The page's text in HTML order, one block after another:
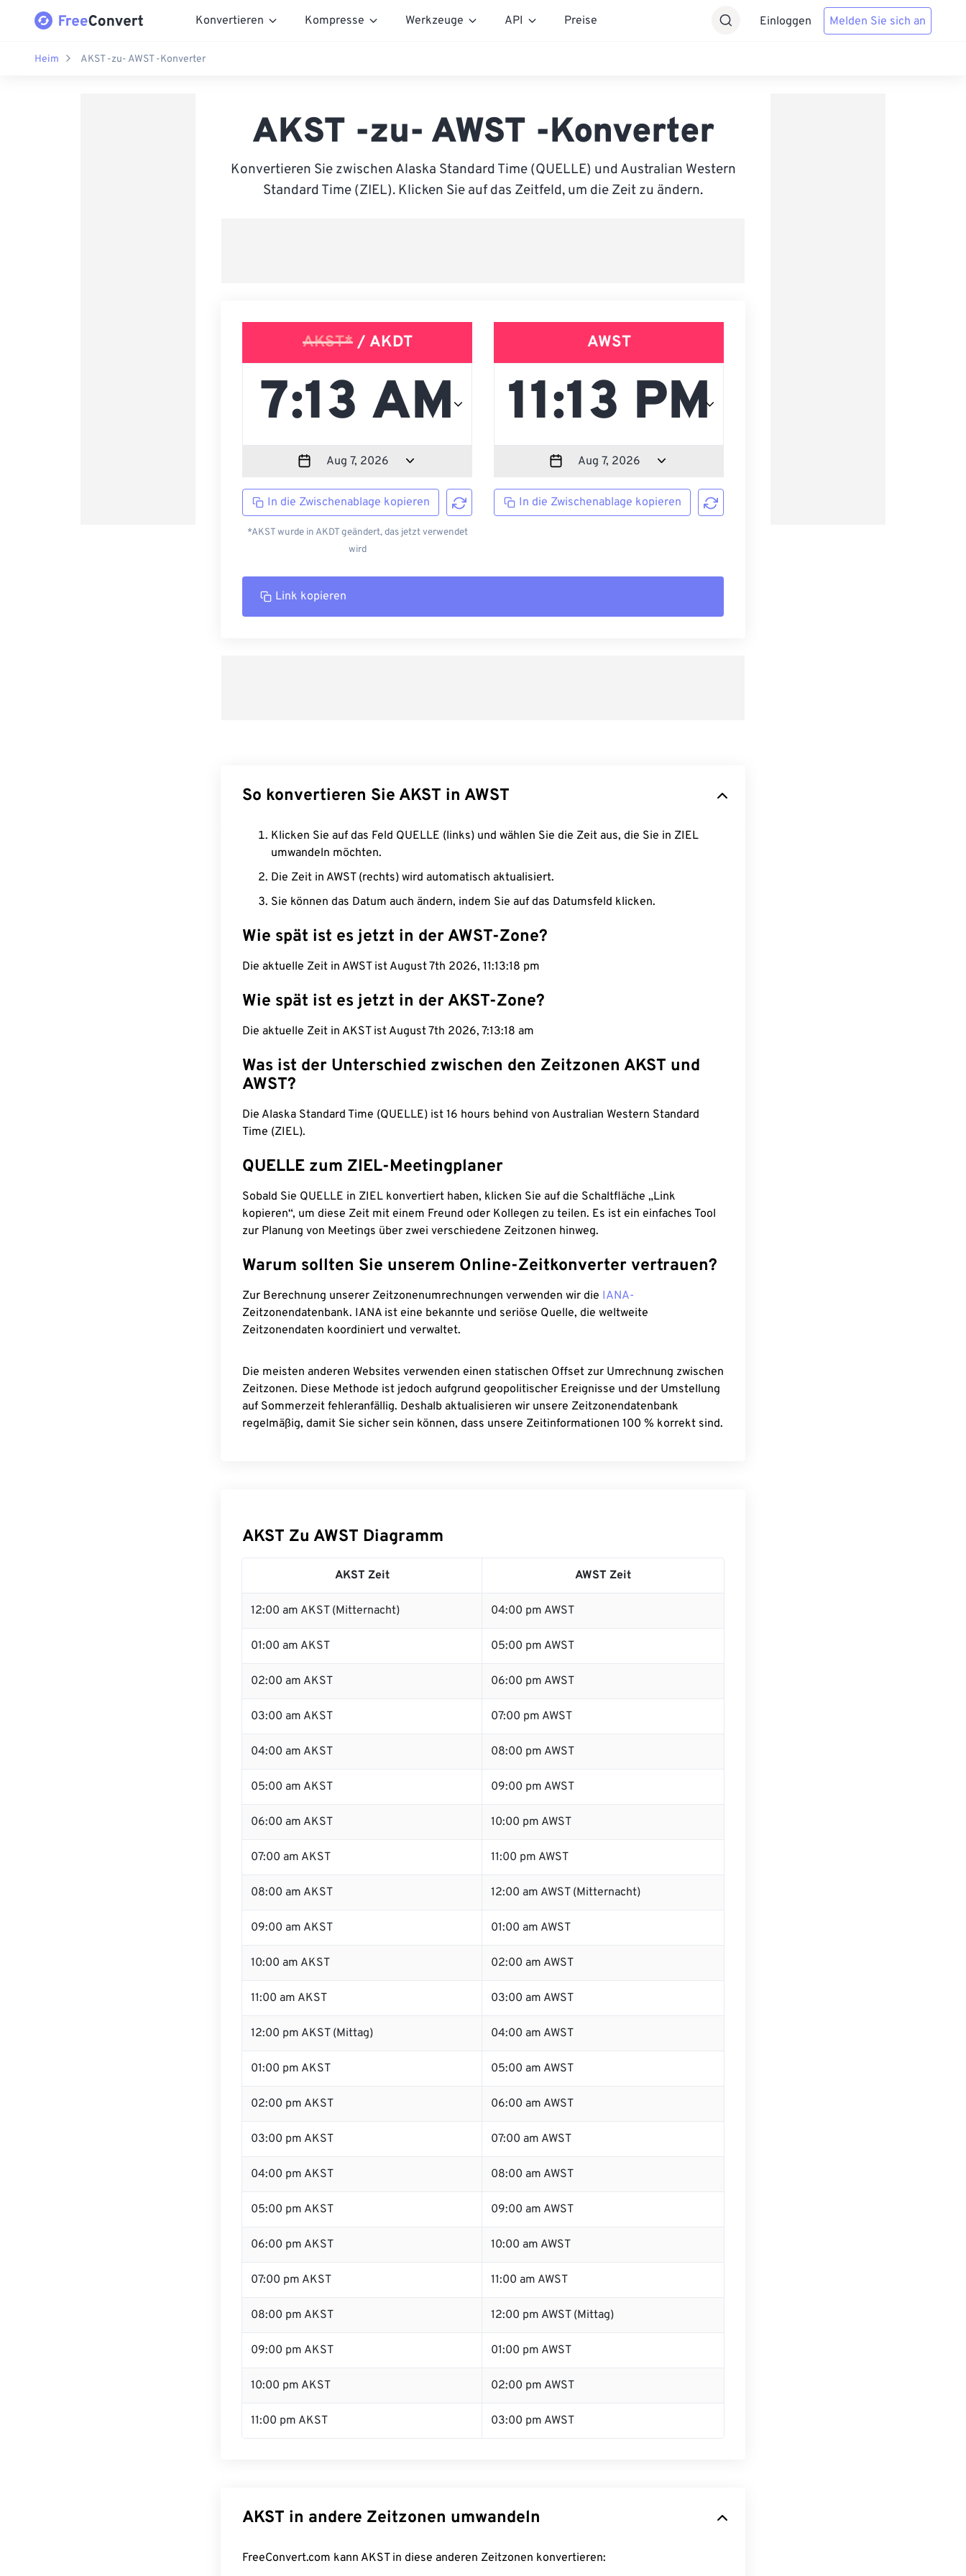
Konvertieren Kompresse Werkzeuge API Preise Einloggen Melden Sie sich an
Heim AKST -zu- AWST -Konverter
AKST -zu- AWST -Konverter
Konvertieren Sie zwischen Alaska Standard Time (QUELLE) und Australian Western
Standard Time (ZIEL). Klicken Sie auf das Zeitfeld, um die Zeit zu ändern.
AKST*/ AKDT
In die Zwischenablage kopieren
*AKST wurde in AKDT geändert, das jetzt verwendet
wird
AWST
In die Zwischenablage kopieren
Link kopieren
So konvertieren Sie AKST in AWST
Klicken Sie auf das Feld QUELLE (links) und wählen Sie die Zeit aus, die Sie in ZIEL
umwandeln möchten.
Die Zeit in AWST (rechts) wird automatisch aktualisiert.
Sie können das Datum auch ändern, indem Sie auf das Datumsfeld klicken.
Wie spät ist es jetzt in der AWST-Zone?
Die aktuelle Zeit in AWST ist August 7th 2026, 11:13:19 pm
Wie spät ist es jetzt in der AKST-Zone?
Die aktuelle Zeit in AKST ist August 7th 2026, 7:13:19 am
Was ist der Unterschied zwischen den Zeitzonen AKST und
AWST?
Die Alaska Standard Time (QUELLE) ist 16 hours behind von Australian Western Standard
Time (ZIEL).
QUELLE zum ZIEL-Meetingplaner
Sobald Sie QUELLE in ZIEL konvertiert haben, klicken Sie auf die Schaltfläche „Link
kopieren“, um diese Zeit mit einem Freund oder Kollegen zu teilen. Es ist ein einfaches Tool
zur Planung von Meetings über zwei verschiedene Zeitzonen hinweg.
Warum sollten Sie unserem Online-Zeitkonverter vertrauen?
Zur Berechnung unserer Zeitzonenumrechnungen verwenden wir die IANA-
Zeitzonendatenbank. IANA ist eine bekannte und seriöse Quelle, die weltweite
Zeitzonendaten koordiniert und verwaltet.
Die meisten anderen Websites verwenden einen statischen Offset zur Umrechnung zwischen
Zeitzonen. Diese Methode ist jedoch aufgrund geopolitischer Ereignisse und der Umstellung
auf Sommerzeit fehleranfällig. Deshalb aktualisieren wir unsere Zeitzonendatenbank
regelmäßig, damit Sie sicher sein können, dass unsere Zeitinformationen 100 % korrekt sind.
AKST Zu AWST Diagramm
AKST Zeit AWST Zeit
12:00 am AKST (Mitternacht) 04:00 pm AWST
01:00 am AKST 05:00 pm AWST
02:00 am AKST 06:00 pm AWST
03:00 am AKST 07:00 pm AWST
04:00 am AKST 08:00 pm AWST
05:00 am AKST 09:00 pm AWST
06:00 am AKST 10:00 pm AWST
07:00 am AKST 11:00 pm AWST
08:00 am AKST 12:00 am AWST (Mitternacht)
09:00 am AKST 01:00 am AWST
10:00 am AKST 02:00 am AWST
11:00 am AKST 03:00 am AWST
12:00 pm AKST (Mittag) 04:00 am AWST
01:00 pm AKST 05:00 am AWST
02:00 pm AKST 06:00 am AWST
03:00 pm AKST 07:00 am AWST
04:00 pm AKST 08:00 am AWST
05:00 pm AKST 09:00 am AWST
06:00 pm AKST 10:00 am AWST
07:00 pm AKST 11:00 am AWST
08:00 pm AKST 12:00 pm AWST (Mittag)
09:00 pm AKST 01:00 pm AWST
10:00 pm AKST 02:00 pm AWST
11:00 pm AKST 03:00 pm AWST
AKST in andere Zeitzonen umwandeln
FreeConvert.com kann AKST in diese anderen Zeitzonen konvertieren: